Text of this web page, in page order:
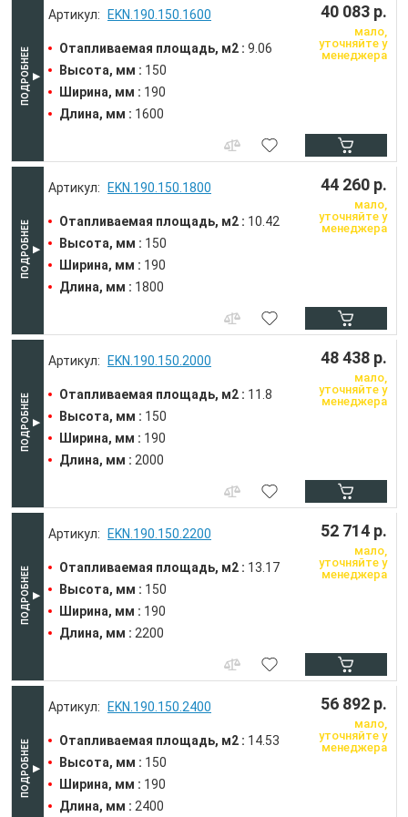
EKN.190.150.1600
Отапливаемая площадь, м2 : 9.06
Высота, мм : 150
Ширина, мм : 190
Длина, мм : 1600
40 083 р.
мало,
уточняйте у
менеджера
EKN.190.150.1800
Отапливаемая площадь, м2 : 10.42
Высота, мм : 150
Ширина, мм : 190
Длина, мм : 1800
44 260 р.
мало,
уточняйте у
менеджера
EKN.190.150.2000
Отапливаемая площадь, м2 : 11.8
Высота, мм : 150
Ширина, мм : 190
Длина, мм : 2000
48 438 р.
мало,
уточняйте у
менеджера
EKN.190.150.2200
Отапливаемая площадь, м2 : 13.17
Высота, мм : 150
Ширина, мм : 190
Длина, мм : 2200
52 714 р.
мало,
уточняйте у
менеджера
EKN.190.150.2400
Отапливаемая площадь, м2 : 14.53
Высота, мм : 150
Ширина, мм : 190
Длина, мм : 2400
56 892 р.
мало,
уточняйте у
менеджера